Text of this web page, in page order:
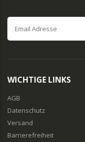
WICHTIGE LINKS
AGB
Datenschutz
Versand
Barrierefreiheit